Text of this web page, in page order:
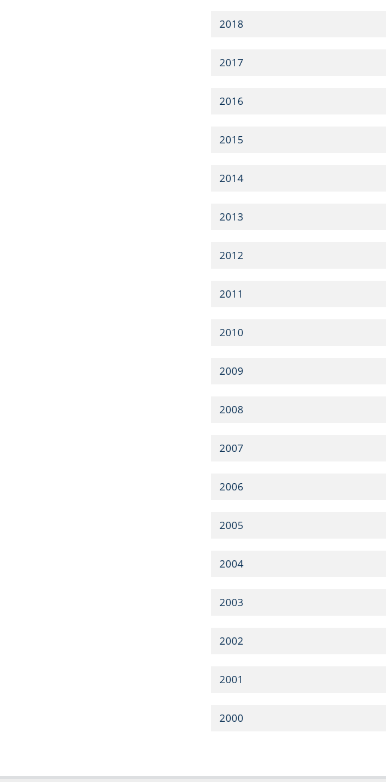
2018
2017
2016
2015
2014
2013
2012
2011
2010
2009
2008
2007
2006
2005
2004
2003
2002
2001
2000